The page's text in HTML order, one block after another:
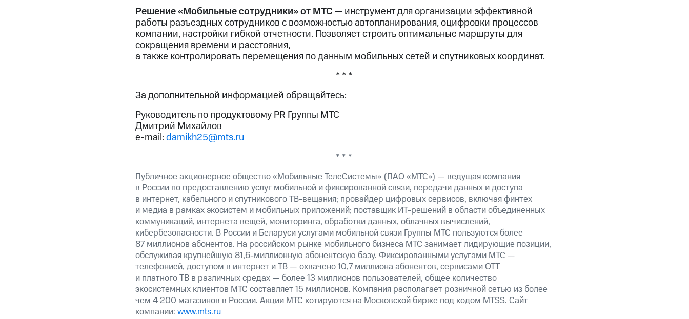
Решение «Мобильные сотрудники» от МТС— инструмент для организации эффективной
работы разъездных сотрудников с возможностью автопланирования, оцифровки процессов
компании, настройки гибкой отчетности. Позволяет строить оптимальные маршруты для
сокращения времени и расстояния,
а также контролировать перемещения по данным мобильных сетей и спутниковых координат.
* * *
За дополнительной информацией обращайтесь:
Руководитель по продуктовому PR Группы МТС
Дмитрий Михайлов
e-mail:damikh25@mts.ru
* * *
Публичное акционерное общество «Мобильные ТелеСистемы» (ПАО «МТС») — ведущая компания
в России по предоставлению услуг мобильной и фиксированной связи, передачи данных и доступа
в интернет, кабельного и спутникового ТВ-вещания; провайдер цифровых сервисов, включая финтех
и медиа в рамках экосистем и мобильных приложений; поставщик ИТ-решений в области объединенных
коммуникаций, интернета вещей, мониторинга, обработки данных, облачных вычислений,
кибербезопасности. В России и Беларуси услугами мобильной связи Группы МТС пользуются более
87 миллионов абонентов. На российском рынке мобильного бизнеса МТС занимает лидирующие позиции,
обслуживая крупнейшую 81,6-миллионную абонентскую базу. Фиксированными услугами МТС —
телефонией, доступом в интернет и ТВ — охвачено 10,7 миллиона абонентов, сервисами OTT
и платного ТВ в различных средах — более 13 миллионов пользователей, общее количество
экосистемных клиентов МТС составляет 15 миллионов. Компания располагает розничной сетью из более
чем 4 200 магазинов в России. Акции МТС котируются на Московской бирже под кодом MTSS. Сайт
компании: www.mts.ru